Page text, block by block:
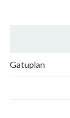
Gatuplan